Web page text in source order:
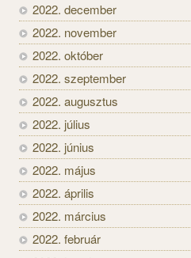
2022. december
2022. november
2022. október
2022. szeptember
2022. augusztus
2022. július
2022. június
2022. május
2022. április
2022. március
2022. február